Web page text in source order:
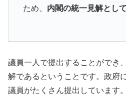
ため、 内閣の統一見解とし
議員一人で提出することができ
解であるということです。政府
議員がたくさん提出しています。